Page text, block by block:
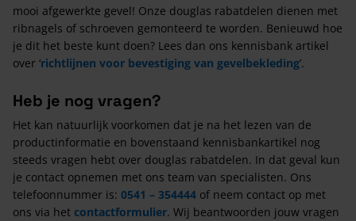
mooi afgewerkte gevel! Onze douglas rabatdelen dienen met
ribnagels of schroeven gemonteerd te worden. Benieuwd hoe
je dit het beste kunt doen? Lees dan ons kennisbank artikel
over ‘richtlijnen voor bevestiging van gevelbekleding’.
Heb je nog vragen?
Het kan natuurlijk voorkomen dat je na het lezen van de
productinformatie en bovenstaand kennisbankartikel nog
steeds vragen hebt over douglas rabatdelen. In dat geval kun
je contact opnemen met ons team van specialisten. Ons
telefoonnummer is: 0541 – 354444 of neem contact op met
ons via het contactformulier. Wij beantwoorden jouw vragen